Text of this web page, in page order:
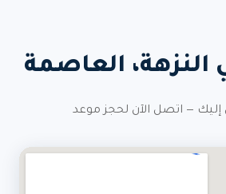
العاصمة
إليك — اتصل الآن لحجز موعد